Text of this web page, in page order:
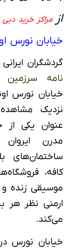
از مراکز خرید دبی
خیابان نورس
گردشگران
نامه سرزمین
خیابان نورس
نزدیک
عنوان یکی از
مدرن
ساختمان‌های
کافه،
ارمنی نظر هر
می‌کند.
خیابان نورس